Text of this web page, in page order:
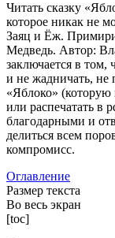
Читать сказку
которое никак не
Заяц и Ёж.
Медведь. Автор:
заключается в
и не жадничать, не
«Яблоко» (которую
или распечатать в
благодарными и
делиться всем
компромисс.
Оглавление
Размер текста
Во весь экран
[toc]